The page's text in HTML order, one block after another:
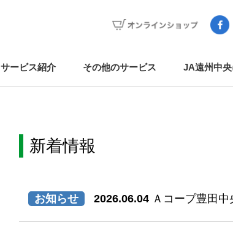
サービス紹介 その他のサービス JA遠州中
新着情報
お知らせ 2026.06.04 Ａコープ豊田